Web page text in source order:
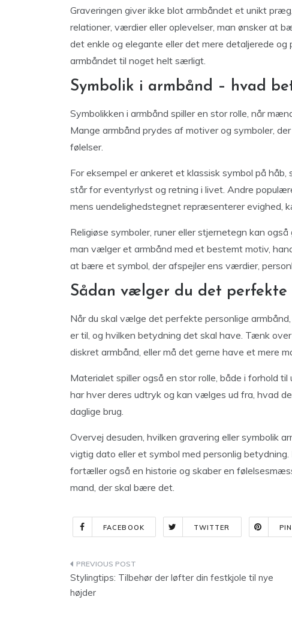
Graveringen giver ikke blot armbåndet et unikt
relationer, værdier eller oplevelser, man ønsker at
det enkle og elegante eller det mere detaljerede og
armbåndet til noget helt særligt.
Symbolik i armbånd – hvad
Symbolikken i armbånd spiller en stor rolle, når
Mange armbånd prydes af motiver og symboler,
følelser.
For eksempel er ankeret et klassisk symbol på
står for eventyrlyst og retning i livet. Andre
mens uendelighedstegnet repræsenterer evighed,
Religiøse symboler, runer eller stjernetegn kan
man vælger et armbånd med et bestemt motiv,
at bære et symbol, der afspejler ens værdier,
Sådan vælger du det perfekte
Når du skal vælge det perfekte personlige
er til, og hvilken betydning det skal have. Tænk
diskret armbånd, eller må det gerne have et mere
Materialet spiller også en stor rolle, både i forhold
har hver deres udtryk og kan vælges ud fra, hvad
daglige brug.
Overvej desuden, hvilken gravering eller symbolik
vigtig dato eller et symbol med personlig
fortæller også en historie og skaber en
mand, der skal bære det.
FACEBOOK TWITTER
Indlægsnavigation
Stylingtips: Tilbehør der løfter din festkjole til nye
højder